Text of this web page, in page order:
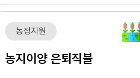
농정지원
농지이양 은퇴직불